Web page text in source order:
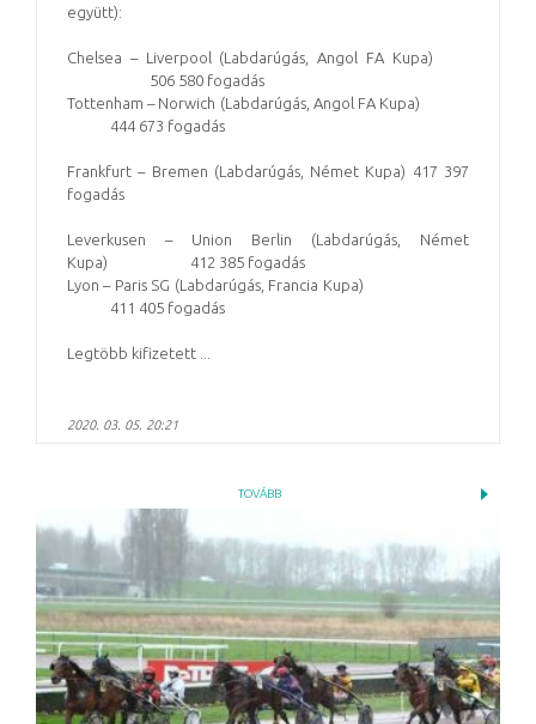
együtt):
Chelsea – Liverpool (Labdarúgás, Angol FA Kupa)
506 580 fogadás
Tottenham – Norwich (Labdarúgás, Angol FA Kupa)
444 673 fogadás
Frankfurt – Bremen (Labdarúgás, Német Kupa) 417 397
fogadás
Leverkusen – Union Berlin (Labdarúgás, Német
Kupa) 412 385 fogadás
Lyon – Paris SG (Labdarúgás, Francia Kupa)
411 405 fogadás
Legtöbb kifizetett ...
2020. 03. 05. 20:21
TOVÁBB